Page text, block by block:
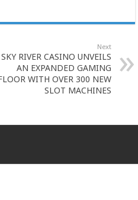
Next
SKY RIVER CASINO UNVEILS
AN EXPANDED GAMING
WITH OVER 300 NEW
SLOT MACHINES